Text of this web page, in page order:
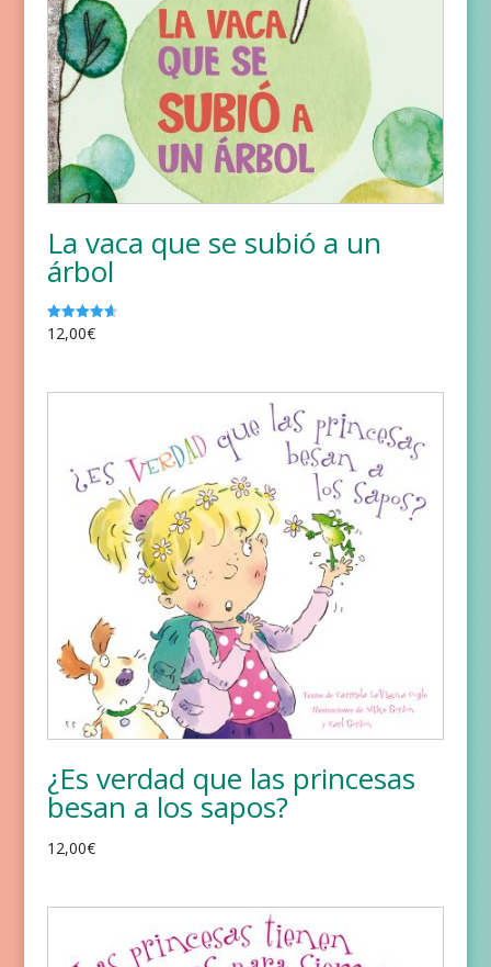
La vaca que se subió a un
árbol
Valorado
con
12,00€
¿Es verdad que las princesas
besan a los sapos?
12,00€